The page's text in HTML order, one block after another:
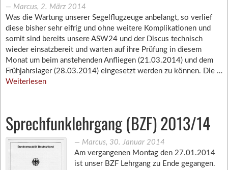
― Marcus, 2. März 2014
Was die Wartung unserer Segelflugzeuge anbelangt, so verlief
diese bisher sehr eifrig und ohne weitere Komplikationen und
somit sind bereits unsere ASW24 und der Discus technisch
wieder einsatzbereit und warten auf ihre Prüfung in diesem
Monat um beim anstehenden Anfliegen (21.03.2014) und dem
Frühjahrslager (28.03.2014) eingesetzt werden zu können. Die …
Weiterlesen
Sprechfunklehrgang (BZF) 2013/14
― Marcus, 30. Januar 2014
Am vergangenen Montag den 27.01.2014
ist unser BZF Lehrgang zu Ende gegangen.